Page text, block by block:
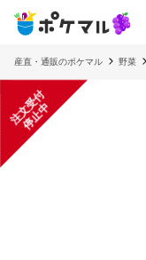
産直・通販のポケマル 野菜
注
文
受
付
停
止
中